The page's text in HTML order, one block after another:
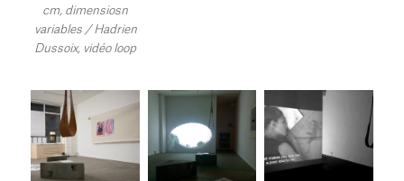
cm, dimensiosn
variables / Hadrien
Dussoix, vidéo loop